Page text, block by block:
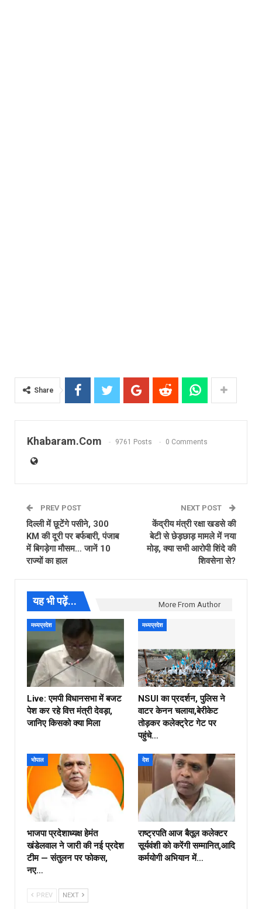
Share
Khabaram.Com 9761 Posts 0 Comments
PREV POST
दिल्ली में छूटेंगे पसीने, 300
KM की दूरी पर बर्फबारी, पंजाब
में बिगड़ेगा मौसम… जानें 10
राज्यों का हाल
NEXT POST
केंद्रीय मंत्री रक्षा खडसे की
बेटी से छेड़छाड़ मामले में नया
मोड़, क्या सभी आरोपी शिंदे की
शिवसेना से?
यह भी पढ़ें... More From Author
मध्यप्रदेश
Live: एमपी विधानसभा में बजट
पेश कर रहे वित्त मंत्री देवड़ा,
जानिए किसको क्या मिला
मध्यप्रदेश
NSUI का प्रदर्शन, पुलिस ने
वाटर केनन चलाया,बेरीकेट
तोड़कर कलेक्ट्रेट गेट पर
पहुंचे…
भोपाल
भाजपा प्रदेशाध्यक्ष हेमंत
खंडेलवाल ने जारी की नई प्रदेश
टीम — संतुलन पर फोकस,
नए…
देश
राष्ट्रपति आज बैतूल कलेक्टर
सूर्यवंशी को करेंगी सम्मानित,आदि
कर्मयोगी अभियान में…
PREV NEXT